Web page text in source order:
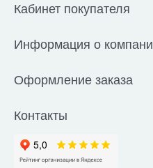
Кабинет покупателя
Информация о
Оформление заказа
Контакты